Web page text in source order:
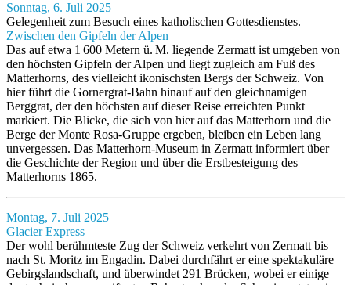
Sonntag, 6. Juli 2025
Gelegenheit zum Besuch eines katholischen Gottesdienstes.
Zwischen den Gipfeln der Alpen
Das auf etwa 1 600 Metern ü. M. liegende Zermatt ist umgeben von
den höchsten Gipfeln der Alpen und liegt zugleich am Fuß des
Matterhorns, des vielleicht ikonischsten Bergs der Schweiz. Von
hier führt die Gornergrat-Bahn hinauf auf den gleichnamigen
Berggrat, der den höchsten auf dieser Reise erreichten Punkt
markiert. Die Blicke, die sich von hier auf das Matterhorn und die
Berge der Monte Rosa-Gruppe ergeben, bleiben ein Leben lang
unvergessen. Das Matterhorn-Museum in Zermatt informiert über
die Geschichte der Region und über die Erstbesteigung des
Matterhorns 1865.
Montag, 7. Juli 2025
Glacier Express
Der wohl berühmteste Zug der Schweiz verkehrt von Zermatt bis
nach St. Moritz im Engadin. Dabei durchfährt er eine spektakuläre
Gebirgslandschaft, und überwindet 291 Brücken, wobei er einige